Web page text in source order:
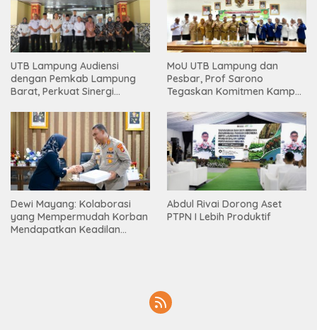
UTB Lampung Audiensi
dengan Pemkab Lampung
Barat, Perkuat Sinergi
Tinggi
MoU UTB Lampung dan
Pesbar, Prof Sarono
Tegaskan Komitmen Kampus
Masyarakat
Dewi Mayang: Kolaborasi
yang Mempermudah Korban
Mendapatkan Keadilan
Abdul Rivai Dorong Aset
PTPN I Lebih Produktif